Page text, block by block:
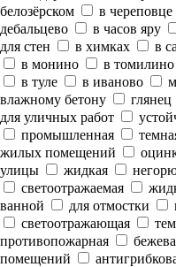
белозёрском
в череповце
дебальцево
в часов яру
для стен
в химках в
в монино
в томилино
в туле
в иваново
влажному бетону
глянец
для уличных работ
промышленная
жилых помещений
улицы
жидкая
светоотражаемая
ванной
для отмостки
светоотражающая
противопожарная
помещений